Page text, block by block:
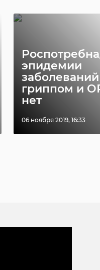
эпидемии
заболеваний
гриппом и
нет
06 ноября 2019, 16:33